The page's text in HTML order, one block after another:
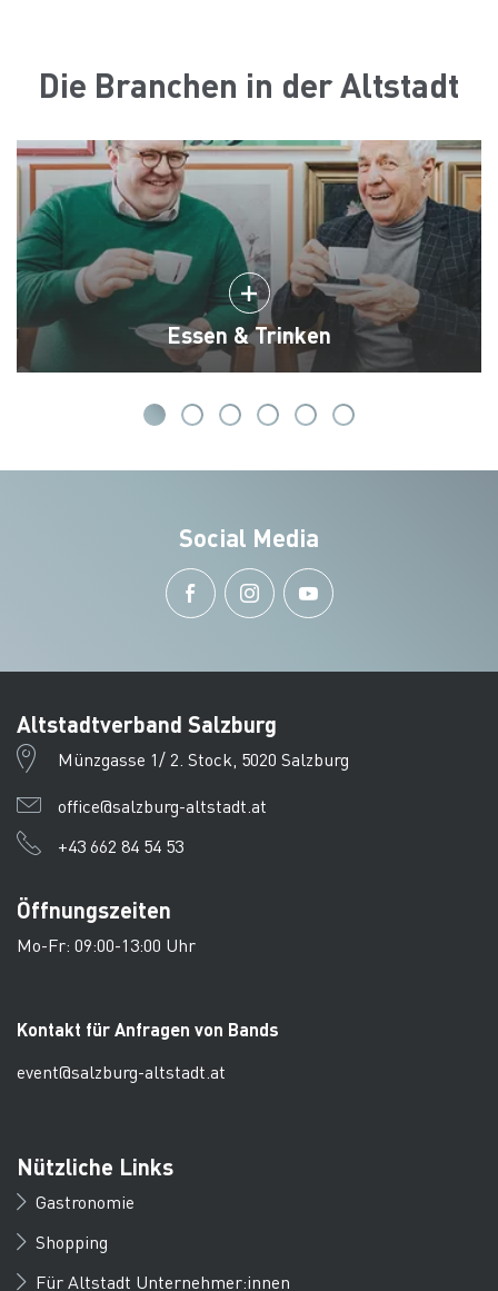
Die Branchen in der Altstadt
Essen & Trinken
Social Media
Altstadtverband Salzburg
Münzgasse 1/ 2. Stock, 5020 Salzburg
office@salzburg-altstadt.at
+43 662 84 54 53
Öffnungszeiten
Mo-Fr: 09:00-13:00 Uhr
Kontakt für Anfragen von Bands
event@salzburg-altstadt.at
Nützliche Links
Gastronomie
Shopping
Für Altstadt Unternehmer:innen